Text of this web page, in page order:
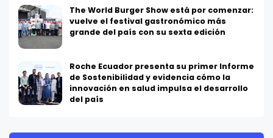
The World Burger Show está por comenzar:
vuelve el festival gastronómico más
grande del país con su sexta edición
Roche Ecuador presenta su primer Informe
de Sostenibilidad y evidencia cómo la
innovación en salud impulsa el desarrollo
del país